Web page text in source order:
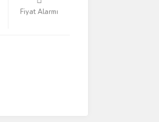
Fiyat Alarmı